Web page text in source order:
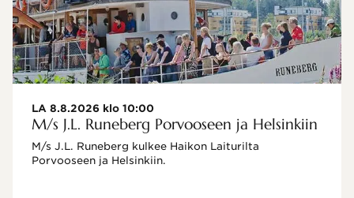
LA 8.8.2026 klo 10:00
M/s J.L. Runeberg Porvooseen ja Helsinkiin
M/s J.L. Runeberg kulkee Haikon Laiturilta
Porvooseen ja Helsinkiin.